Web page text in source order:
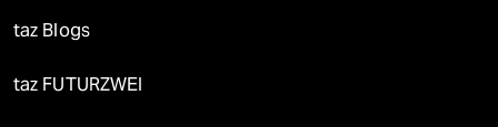
taz Blogs
taz FUTURZWEI